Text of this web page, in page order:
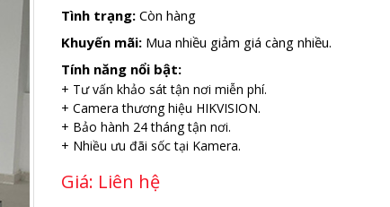
Tình trạng: Còn hàng
Khuyến mãi: Mua nhiều giảm giá càng nhiều.
Tính năng nổi bật:
+ Tư vấn khảo sát tận nơi miễn phí.
+ Camera thương hiệu HIKVISION.
+ Bảo hành 24 tháng tận nơi.
+ Nhiều ưu đãi sốc tại Kamera.
Giá: Liên hệ